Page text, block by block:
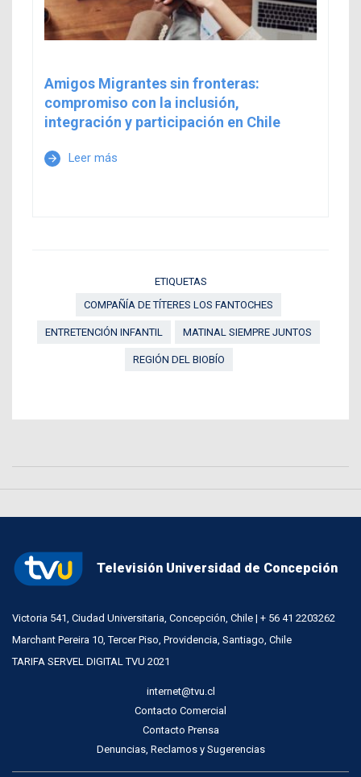
Amigos Migrantes sin fronteras:
compromiso con la inclusión,
integración y participación en Chile
arrow_forward Leer más
ETIQUETAS
COMPAÑÍA DE TÍTERES LOS FANTOCHES
ENTRETENCIÓN INFANTIL MATINAL SIEMPRE JUNTOS
REGIÓN DEL BIOBÍO
Televisión Universidad de Concepción
Victoria 541, Ciudad Universitaria, Concepción, Chile | + 56 41 2203262
Marchant Pereira 10, Tercer Piso, Providencia, Santiago, Chile
TARIFA SERVEL DIGITAL TVU 2021
internet@tvu.cl
Contacto Comercial
Contacto Prensa
Denuncias, Reclamos y Sugerencias